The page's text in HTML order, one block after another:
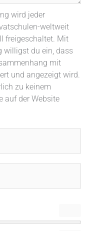
wird jeder
weltweit
freigeschaltet. Mit
willigst du ein, dass
mit
und angezeigt wird.
zu keinem
auf der Website